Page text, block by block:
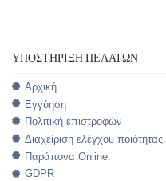
ΥΠΟΣΤΉΡΙΞΗ ΠΕΛΑΤΏΝ
Αρχική
Εγγύηση
Πολιτική επιστροφών
Διαχείριση ελέγχου ποιότητας.
Παράπονα Online.
GDPR